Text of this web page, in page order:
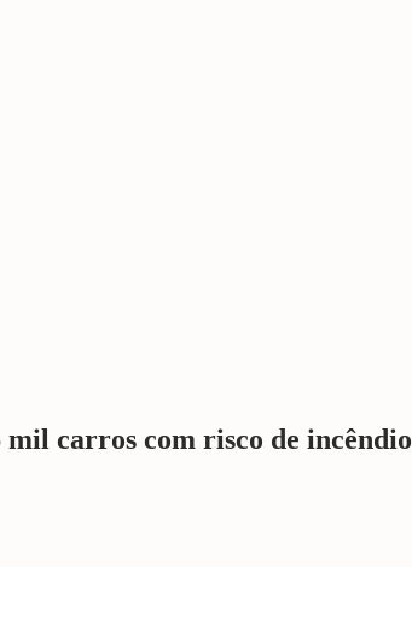
carros com risco de incêndio